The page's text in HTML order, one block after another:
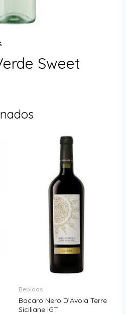
Sweet
Bebidas
Bacaro Nero D’Avola Terre
Siciliane IGT